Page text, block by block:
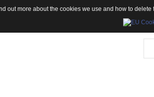
out more about the cookies we use and how to delete